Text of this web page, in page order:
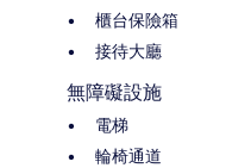
櫃台保險箱
接待大廳
無障礙設施
電梯
輪椅通道